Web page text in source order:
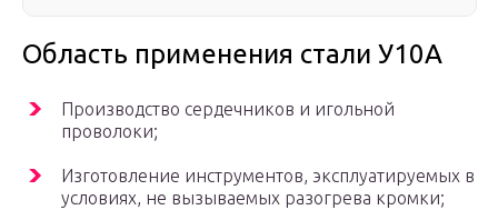
Область применения стали У10А
Производство сердечников и игольной
проволоки;
Изготовление инструментов, эксплуатируемых в
условиях, не вызываемых разогрева кромки;